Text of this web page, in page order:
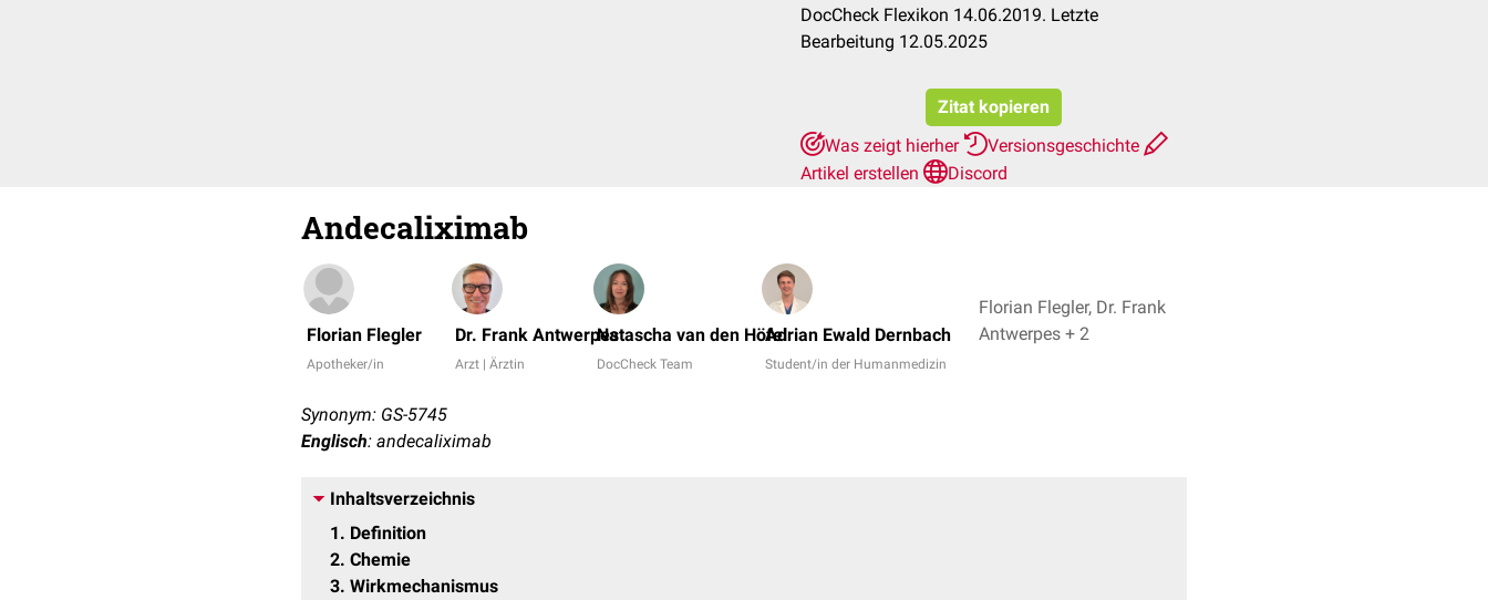
DocCheck Flexikon 14.06.2019. Letzte
Bearbeitung 12.05.2025
Zitat kopieren
Was zeigt hierher
Versionsgeschichte
Artikel erstellen
Discord
Andecaliximab
Florian Flegler
Apotheker/in
Dr. Frank Antwerpes
Arzt | Ärztin
Natascha van den Höfel
DocCheck Team
Adrian Ewald Dernbach
Student/in der Humanmedizin
Florian Flegler, Dr. Frank
Antwerpes + 2
Synonym: GS-5745
Englisch: andecaliximab
Inhaltsverzeichnis
1
Definition
2 Chemie
3 Wirkmechanismus